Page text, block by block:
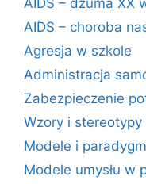
AIDS – dżuma XX
AIDS – choroba
Agresja w szkole
Administracja
Zabezpieczenie
Wzory i stereotypy
Modele i
Modele umysłu w